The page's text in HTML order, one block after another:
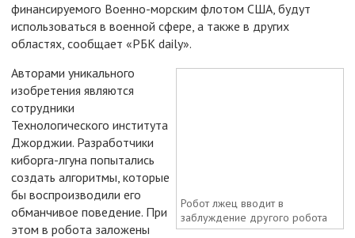
финансируемого Военно-морским флотом США, будут
использоваться в военной сфере, а также в других
областях, сообщает «РБК daily».
Робот лжец вводит в
заблуждение другого робота
Авторами уникального
изобретения являются
сотрудники
Технологического института
Джорджии. Разработчики
киборга-лгуна попытались
создать алгоритмы, которые
бы воспроизводили его
обманчивое поведение. При
этом в робота заложены